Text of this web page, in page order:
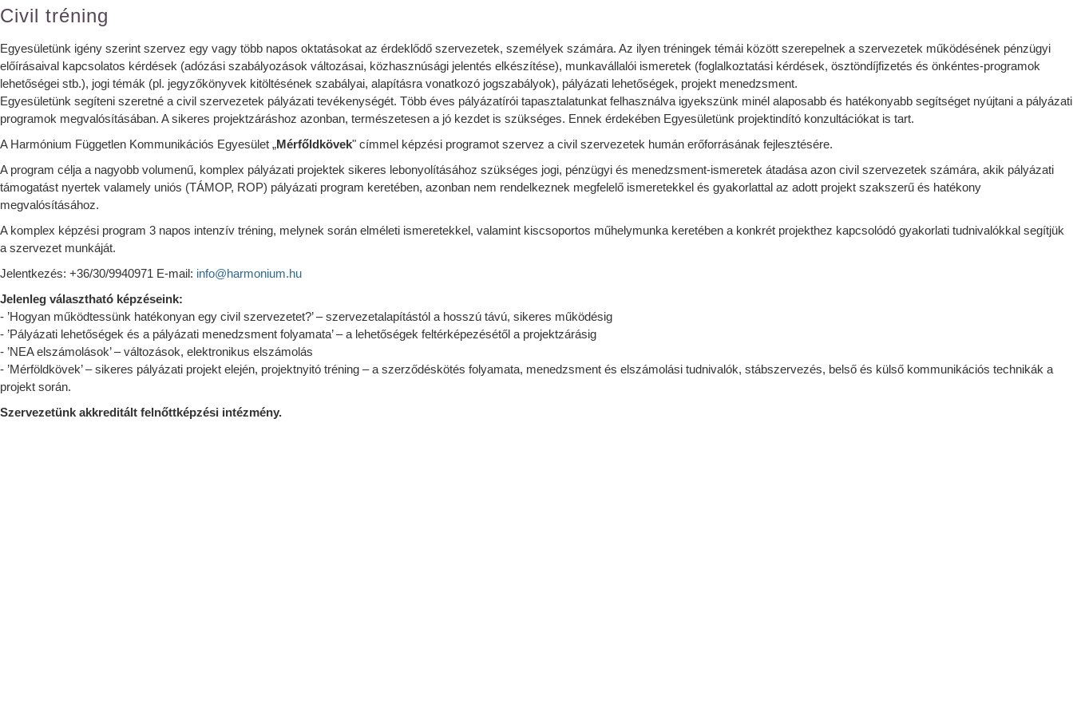
Civil tréning
Egyesületünk igény szerint szervez egy vagy több napos oktatásokat az érdeklődő szervezetek, személyek számára. Az ilyen tréningek témái között szerepelnek a szervezetek működésének pénzügyi
előírásaival kapcsolatos kérdések (adózási szabályozások változásai, közhasznúsági jelentés elkészítése), munkavállalói ismeretek (foglalkoztatási kérdések, ösztöndíjfizetés és önkéntes-programok
lehetőségei stb.), jogi témák (pl. jegyzőkönyvek kitöltésének szabályai, alapításra vonatkozó jogszabályok), pályázati lehetőségek, projekt menedzsment.
Egyesületünk segíteni szeretné a civil szervezetek pályázati tevékenységét. Több éves pályázatírói tapasztalatunkat felhasználva igyekszünk minél alaposabb és hatékonyabb segítséget nyújtani a pályázati
programok megvalósításában. A sikeres projektzáráshoz azonban, természetesen a jó kezdet is szükséges. Ennek érdekében Egyesületünk projektindító konzultációkat is tart.
A Harmónium Független Kommunikációs Egyesület „Mérfőldkövek" címmel képzési programot szervez a civil szervezetek humán erőforrásának fejlesztésére.
A program célja a nagyobb volumenű, komplex pályázati projektek sikeres lebonyolításához szükséges jogi, pénzügyi és menedzsment-ismeretek átadása azon civil szervezetek számára, akik pályázati
támogatást nyertek valamely uniós (TÁMOP, ROP) pályázati program keretében, azonban nem rendelkeznek megfelelő ismeretekkel és gyakorlattal az adott projekt szakszerű és hatékony
megvalósításához.
A komplex képzési program 3 napos intenzív tréning, melynek során elméleti ismeretekkel, valamint kiscsoportos műhelymunka keretében a konkrét projekthez kapcsolódó gyakorlati tudnivalókkal segítjük
a szervezet munkáját.
Jelentkezés: +36/30/9940971 E-mail: info@harmonium.hu
Jelenleg választható képzéseink:
- ’Hogyan működtessünk hatékonyan egy civil szervezetet?’ – szervezetalapítástól a hosszú távú, sikeres működésig
- ’Pályázati lehetőségek és a pályázati menedzsment folyamata’ – a lehetőségek feltérképezésétől a projektzárásig
- ’NEA elszámolások’ – változások, elektronikus elszámolás
- ’Mérföldkövek’ – sikeres pályázati projekt elején, projektnyitó tréning – a szerződéskötés folyamata, menedzsment és elszámolási tudnivalók, stábszervezés, belső és külső kommunikációs technikák a
projekt során.
Szervezetünk akkreditált felnőttképzési intézmény.